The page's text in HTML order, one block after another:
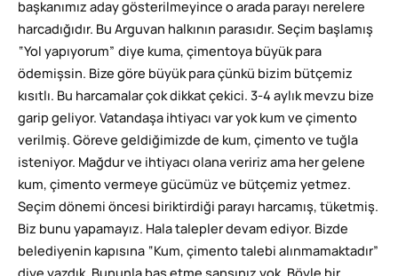
başkanımız aday gösterilmeyince o arada parayı nerelere
harcadığıdır. Bu Arguvan halkının parasıdır. Seçim başlamış
“Yol yapıyorum” diye kuma, çimentoya büyük para
ödemişsin. Bize göre büyük para çünkü bizim bütçemiz
kısıtlı. Bu harcamalar çok dikkat çekici. 3-4 aylık mevzu bize
garip geliyor. Vatandaşa ihtiyacı var yok kum ve çimento
verilmiş. Göreve geldiğimizde de kum, çimento ve tuğla
isteniyor. Mağdur ve ihtiyacı olana veririz ama her gelene
kum, çimento vermeye gücümüz ve bütçemiz yetmez.
Seçim dönemi öncesi biriktirdiği parayı harcamış, tüketmiş.
Biz bunu yapamayız. Hala talepler devam ediyor. Bizde
belediyenin kapısına “Kum, çimento talebi alınmamaktadır”